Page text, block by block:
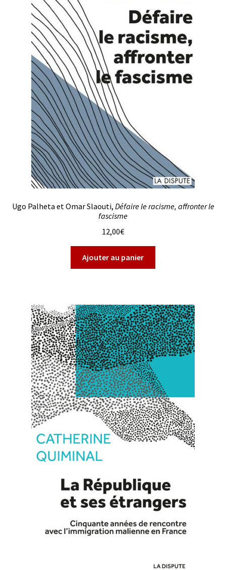
Ugo Palheta et Omar Slaouti, Défaire le racisme, affronter le
fascisme
12,00€
Ajouter au panier